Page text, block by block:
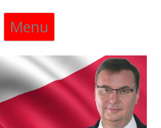
Menu
Skip